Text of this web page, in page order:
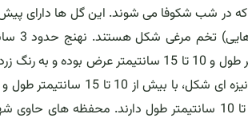
25 تا 30 سانتیمتر و پهنای 15 تا 17 سانتیمتر بوده که در شب شکوفا می شوند. این گل ها
هایی به طول 2.5 تا 5 سانتیمتر
ضخامت دارد. گلبرگ های بیرونی نیزه ای شکل و خطی و نوک تیز با 10 تا 15 سانتیمتر طول و 10 تا 15 سانتیمتر عرض
به سبز یا سفید و یا به ندرت قرمز کم رنگ می باشند. گلبرگ های درونی نیزه ای یا واژنیزه ای
40 سانتیمتر پهنا، نوک تیز، غیر شکننده و سفید رنگ هستند. پرچم ها نیز حدود 5 تا 10 سانتیمتر طول دارند. محفظه